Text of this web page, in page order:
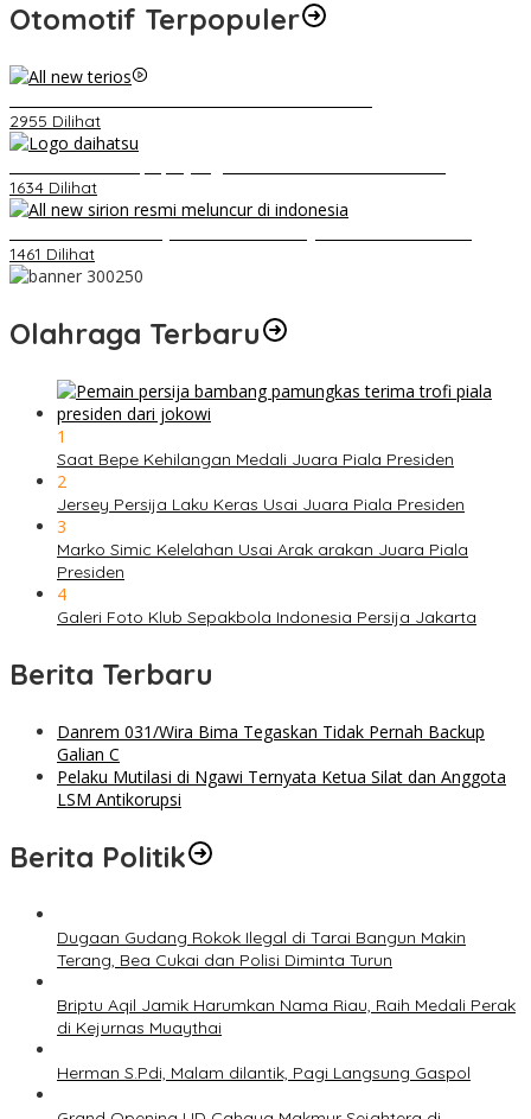
Otomotif Terpopuler
2955 Dilihat
1634 Dilihat
1461 Dilihat
Olahraga Terbaru
1
Saat Bepe Kehilangan Medali Juara Piala Presiden
2
Jersey Persija Laku Keras Usai Juara Piala Presiden
3
Marko Simic Kelelahan Usai Arak arakan Juara Piala
Presiden
4
Galeri Foto Klub Sepakbola Indonesia Persija Jakarta
Berita Terbaru
Danrem 031/Wira Bima Tegaskan Tidak Pernah Backup
Galian C
Pelaku Mutilasi di Ngawi Ternyata Ketua Silat dan Anggota
LSM Antikorupsi
Berita Politik
Dugaan Gudang Rokok Ilegal di Tarai Bangun Makin
Terang, Bea Cukai dan Polisi Diminta Turun
Briptu Aqil Jamik Harumkan Nama Riau, Raih Medali Perak
di Kejurnas Muaythai
Herman S.Pdi, Malam dilantik, Pagi Langsung Gaspol